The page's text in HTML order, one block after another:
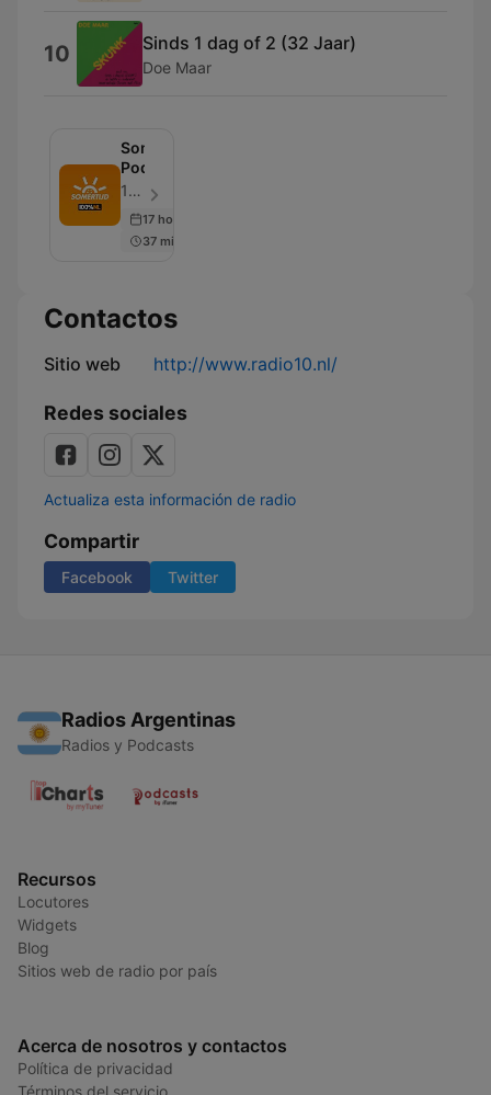
10 Sinds 1 dag of 2 (32 Jaar)
Doe Maar
Somertijd
Podcast
100% NL - Episodio 103
17 hours ago
37 min
Contactos
Sitio web http://www.radio10.nl/
Redes sociales
Actualiza esta información de radio
Compartir
Facebook Twitter
Radios Argentinas
Radios y Podcasts
Recursos
Locutores
Widgets
Blog
Sitios web de radio por país
Acerca de nosotros y contactos
Política de privacidad
Términos del servicio